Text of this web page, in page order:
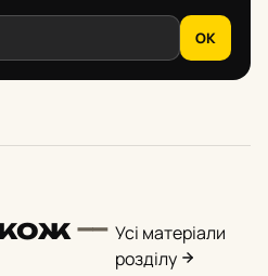
OK
— Усі матеріали
розділу